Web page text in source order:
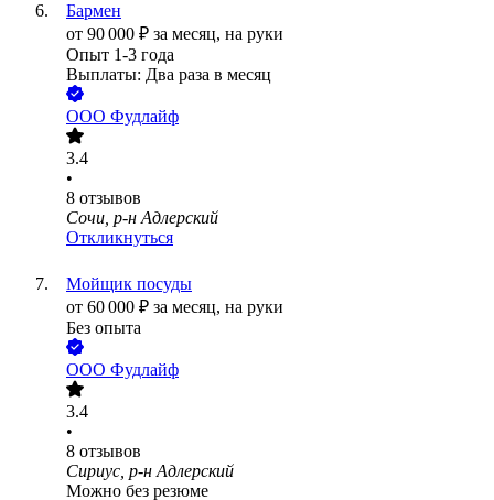
Бармен
от 90 000 ₽ за месяц, на руки
Опыт 1-3 года
Выплаты: Два раза в месяц
ООО Фудлайф
3.4
•
8 отзывов
Сочи, р-н Адлерский
Откликнуться
Мойщик посуды
от 60 000 ₽ за месяц, на руки
Без опыта
ООО Фудлайф
3.4
•
8 отзывов
Сириус, р-н Адлерский
Можно без резюме